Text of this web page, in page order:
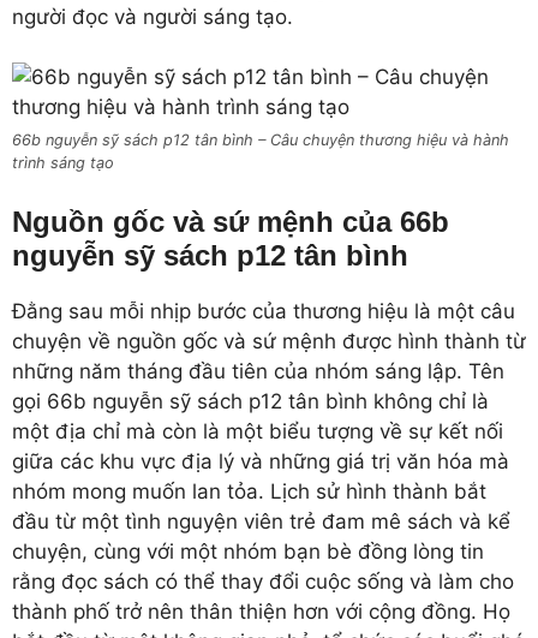
người đọc và người sáng tạo.
66b nguyễn sỹ sách p12 tân bình – Câu chuyện thương hiệu và hành
trình sáng tạo
Nguồn gốc và sứ mệnh của 66b
nguyễn sỹ sách p12 tân bình
Đằng sau mỗi nhịp bước của thương hiệu là một câu
chuyện về nguồn gốc và sứ mệnh được hình thành từ
những năm tháng đầu tiên của nhóm sáng lập. Tên
gọi 66b nguyễn sỹ sách p12 tân bình không chỉ là
một địa chỉ mà còn là một biểu tượng về sự kết nối
giữa các khu vực địa lý và những giá trị văn hóa mà
nhóm mong muốn lan tỏa. Lịch sử hình thành bắt
đầu từ một tình nguyện viên trẻ đam mê sách và kể
chuyện, cùng với một nhóm bạn bè đồng lòng tin
rằng đọc sách có thể thay đổi cuộc sống và làm cho
thành phố trở nên thân thiện hơn với cộng đồng. Họ